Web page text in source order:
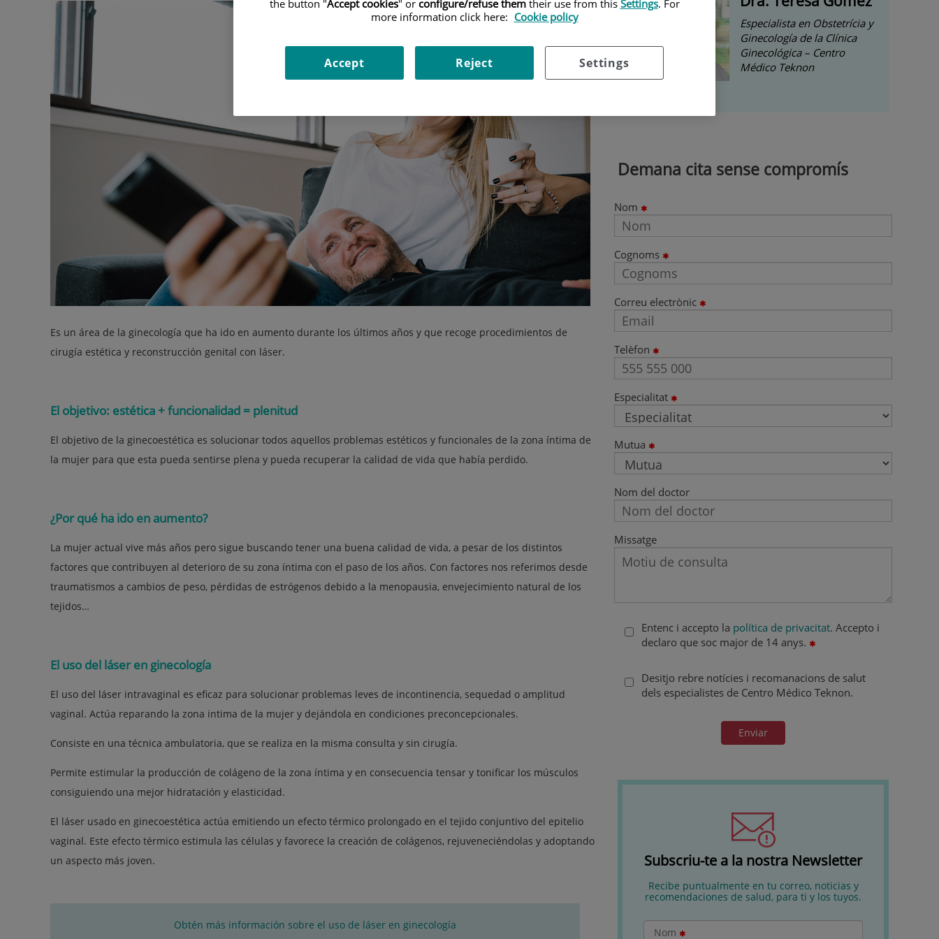
Es un área de la ginecología que ha ido en aumento durante los últimos años y que recoge procedimientos de
cirugía estética y reconstrucción genital con láser.
El objetivo: estética + funcionalidad = plenitud
El objetivo de la ginecoestética es solucionar todos aquellos problemas estéticos y funcionales de la zona íntima de
la mujer para que esta pueda sentirse plena y pueda recuperar la calidad de vida que había perdido.
¿Por qué ha ido en aumento?
La mujer actual vive más años pero sigue buscando tener una buena calidad de vida, a pesar de los distintos
factores que contribuyen al deterioro de su zona íntima con el paso de los años. Con factores nos referimos desde
traumatismos a cambios de peso, pérdidas de estrógenos debido a la menopausia, envejecimiento natural de los
tejidos…
El uso del láser en ginecología
El uso del láser intravaginal es eficaz para solucionar problemas leves de incontinencia, sequedad o amplitud
vaginal. Actúa reparando la zona intima de la mujer y dejándola en condiciones preconcepcionales.
Consiste en una técnica ambulatoria, que se realiza en la misma consulta y sin cirugía.
Permite estimular la producción de colágeno de la zona íntima y en consecuencia tensar y tonificar los músculos
consiguiendo una mejor hidratación y elasticidad.
El láser usado en ginecoestética actúa emitiendo un efecto térmico prolongado en el tejido conjuntivo del epitelio
vaginal. Este efecto térmico estimula las células y favorece la creación de colágenos, rejuveneciéndolas y adoptando
un aspecto más joven.
Obtén más información sobre el uso de láser en ginecología
Especialista en Obstetrícia y
Ginecología de la Clínica
Ginecológica – Centro
Médico Teknon
Demana cita sense compromís
Nom
Cognoms
Correu electrònic
Telèfon
Especialitat
Mutua
Nom del doctor
Missatge
Entenc i accepto la política de privacitat. Accepto i
declaro que soc major de 14 anys.
Desitjo rebre notícies i recomanacions de salut
dels especialistes de Centro Médico Teknon.
Enviar
Subscriu-te a la nostra Newsletter
Recibe puntualmente en tu correo, noticias y
recomendaciones de salud, para ti y los tuyos.
Nom
the button "Accept cookies" or configure/refuse themtheir use from this Settings. For
more information click here: Cookie policy
Settings
Reject
Accept